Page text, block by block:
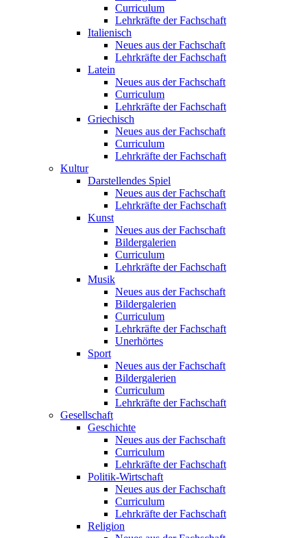
Curriculum
Lehrkräfte der Fachschaft
Italienisch
Neues aus der Fachschaft
Lehrkräfte der Fachschaft
Latein
Neues aus der Fachschaft
Curriculum
Lehrkräfte der Fachschaft
Griechisch
Neues aus der Fachschaft
Curriculum
Lehrkräfte der Fachschaft
Kultur
Darstellendes Spiel
Neues aus der Fachschaft
Lehrkräfte der Fachschaft
Kunst
Neues aus der Fachschaft
Bildergalerien
Curriculum
Lehrkräfte der Fachschaft
Musik
Neues aus der Fachschaft
Bildergalerien
Curriculum
Lehrkräfte der Fachschaft
Unerhörtes
Sport
Neues aus der Fachschaft
Bildergalerien
Curriculum
Lehrkräfte der Fachschaft
Gesellschaft
Geschichte
Neues aus der Fachschaft
Curriculum
Lehrkräfte der Fachschaft
Politik-Wirtschaft
Neues aus der Fachschaft
Curriculum
Lehrkräfte der Fachschaft
Religion